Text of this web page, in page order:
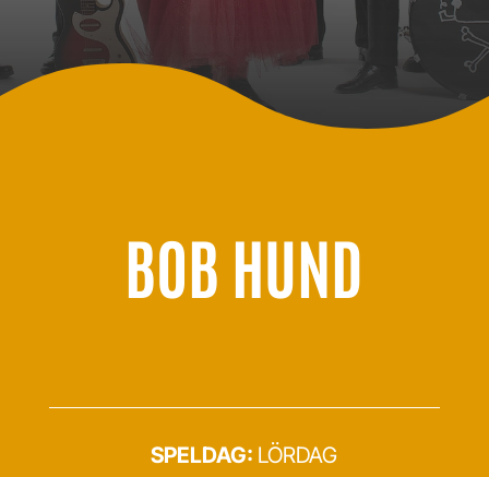
BOB HUND
SPELDAG: LÖRDAG